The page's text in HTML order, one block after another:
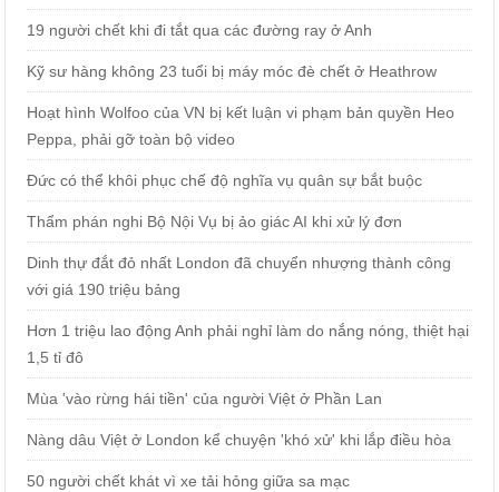
19 người chết khi đi tắt qua các đường ray ở Anh
Kỹ sư hàng không 23 tuổi bị máy móc đè chết ở Heathrow
Hoạt hình Wolfoo của VN bị kết luận vi phạm bản quyền Heo
Peppa, phải gỡ toàn bộ video
Đức có thể khôi phục chế độ nghĩa vụ quân sự bắt buộc
Thẩm phán nghi Bộ Nội Vụ bị ảo giác AI khi xử lý đơn
Dinh thự đắt đỏ nhất London đã chuyển nhượng thành công
với giá 190 triệu bảng
Hơn 1 triệu lao động Anh phải nghỉ làm do nắng nóng, thiệt hại
1,5 tỉ đô
Mùa 'vào rừng hái tiền' của người Việt ở Phần Lan
Nàng dâu Việt ở London kể chuyện 'khó xử' khi lắp điều hòa
50 người chết khát vì xe tải hỏng giữa sa mạc